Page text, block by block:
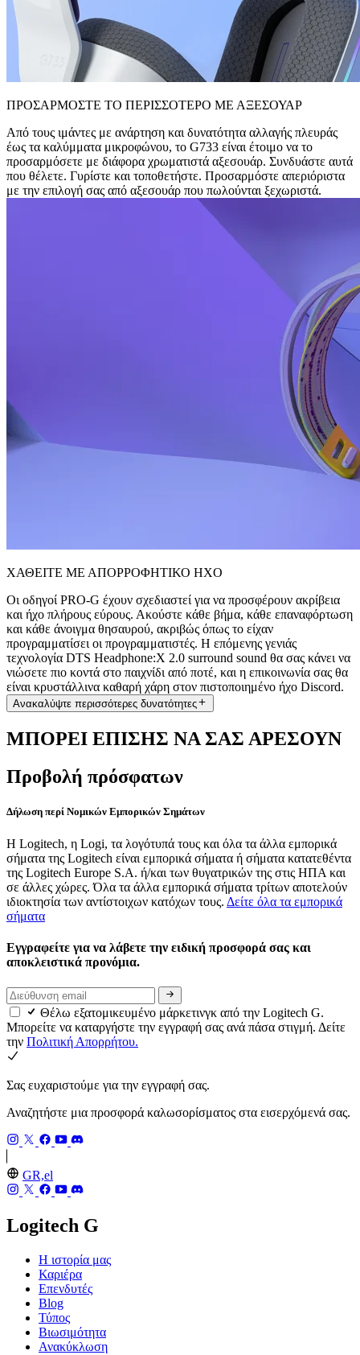
ΠΡΟΣΑΡΜΟΣΤΕ ΤΟ ΠΕΡΙΣΣΟΤΕΡΟ ΜΕ ΑΞΕΣΟΥΑΡ
Από τους ιμάντες με ανάρτηση και δυνατότητα αλλαγής πλευράς
έως τα καλύμματα μικροφώνου, το G733 είναι έτοιμο να το
προσαρμόσετε με διάφορα χρωματιστά αξεσουάρ. Συνδυάστε αυτά
που θέλετε. Γυρίστε και τοποθετήστε. Προσαρμόστε απεριόριστα
με την επιλογή σας από αξεσουάρ που πωλούνται ξεχωριστά.
ΧΑΘΕΙΤΕ ΜΕ ΑΠΟΡΡΟΦΗΤΙΚΟ ΗΧΟ
Οι οδηγοί PRO-G έχουν σχεδιαστεί για να προσφέρουν ακρίβεια
και ήχο πλήρους εύρους. Ακούστε κάθε βήμα, κάθε επαναφόρτωση
και κάθε άνοιγμα θησαυρού, ακριβώς όπως το είχαν
προγραμματίσει οι προγραμματιστές. Η επόμενης γενιάς
τεχνολογία DTS Headphone:X 2.0 surround sound θα σας κάνει να
νιώσετε πιο κοντά στο παιχνίδι από ποτέ, και η επικοινωνία σας θα
είναι κρυστάλλινα καθαρή χάρη στον πιστοποιημένο ήχο Discord.
Ανακαλύψτε περισσότερες δυνατότητες
ΜΠΟΡΕΙ ΕΠΙΣΗΣ ΝΑ ΣΑΣ ΑΡΕΣΟΥΝ
Προβολή πρόσφατων
Δήλωση περί Νομικών Εμπορικών Σημάτων
Η Logitech, η Logi, τα λογότυπά τους και όλα τα άλλα εμπορικά
σήματα της Logitech είναι εμπορικά σήματα ή σήματα κατατεθέντα
της Logitech Europe S.A. ή/και των θυγατρικών της στις ΗΠΑ και
σε άλλες χώρες. Όλα τα άλλα εμπορικά σήματα τρίτων αποτελούν
ιδιοκτησία των αντίστοιχων κατόχων τους. Δείτε όλα τα εμπορικά
σήματα
Εγγραφείτε για να λάβετε την ειδική προσφορά σας και
αποκλειστικά προνόμια.
Θέλω εξατομικευμένο μάρκετινγκ από την Logitech G.
Μπορείτε να καταργήστε την εγγραφή σας ανά πάσα στιγμή. Δείτε
την Πολιτική Απορρήτου.
Σας ευχαριστούμε για την εγγραφή σας.
Αναζητήστε μια προσφορά καλωσορίσματος στα εισερχόμενά σας.
GR,el
Logitech G
Η ιστορία μας
Καριέρα
Επενδυτές
Blog
Τύπος
Βιωσιμότητα
Ανακύκλωση